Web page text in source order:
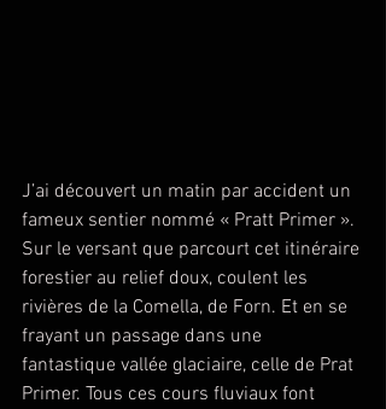
J’ai découvert un matin par accident un
fameux sentier nommé « Pratt Primer ».
Sur le versant que parcourt cet itinéraire
forestier au relief doux, coulent les
rivières de la Comella, de Forn. Et en se
frayant un passage dans une
fantastique vallée glaciaire, celle de Prat
Primer. Tous ces cours fluviaux font